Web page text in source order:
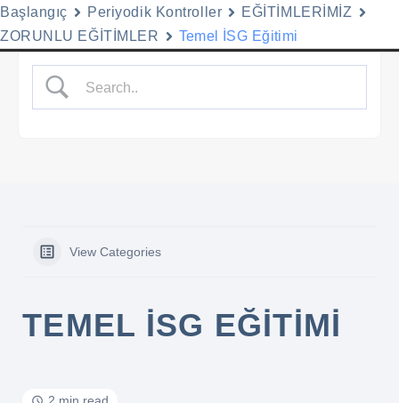
İçeriğe
geç
View Categories
Başlangıç Periyodik Kontroller
EĞİTİMLERİMİZ
ZORUNLU EĞİTİMLER
Temel İSG Eğitimi
TEMEL İSG EĞITIMI